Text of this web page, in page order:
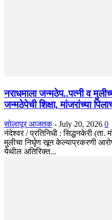
नराधमाला जन्मठेप..पत्नी व
जन्मठेपेची शिक्षा, मांजरांच्या
सोलापूर आजतक - July 20, 2026 0
नंदेश्वर / प्रतिनिधी : सिद्धनकेरी
मुलीचा निर्घृण खून केल्याप्रकरणी
येथील अतिरिक्त...